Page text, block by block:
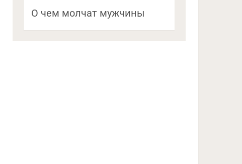
О чем молчат мужчины